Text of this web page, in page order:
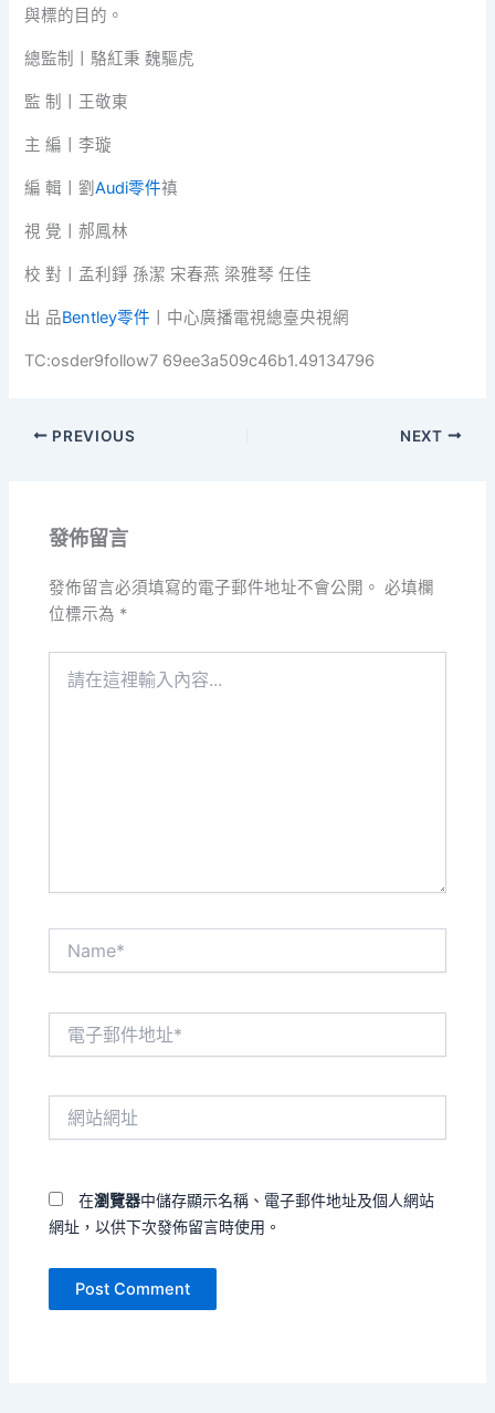
與標的目的。
總監制丨駱紅秉 魏驅虎
監 制丨王敬東
主 編丨李璇
編 輯丨劉Audi零件禛
視 覺丨郝鳳林
校 對丨孟利錚 孫潔 宋春燕 梁雅琴 任佳
出 品Bentley零件 丨中心廣播電視總臺央視網
TC:osder9follow7 69ee3a509c46b1.49134796
PREVIOUS NEXT
發佈留言
發佈留言必須填寫的電子郵件地址不會公開。 必填欄
位標示為 *
在瀏覽器中儲存顯示名稱、電子郵件地址及個人網站
網址，以供下次發佈留言時使用。